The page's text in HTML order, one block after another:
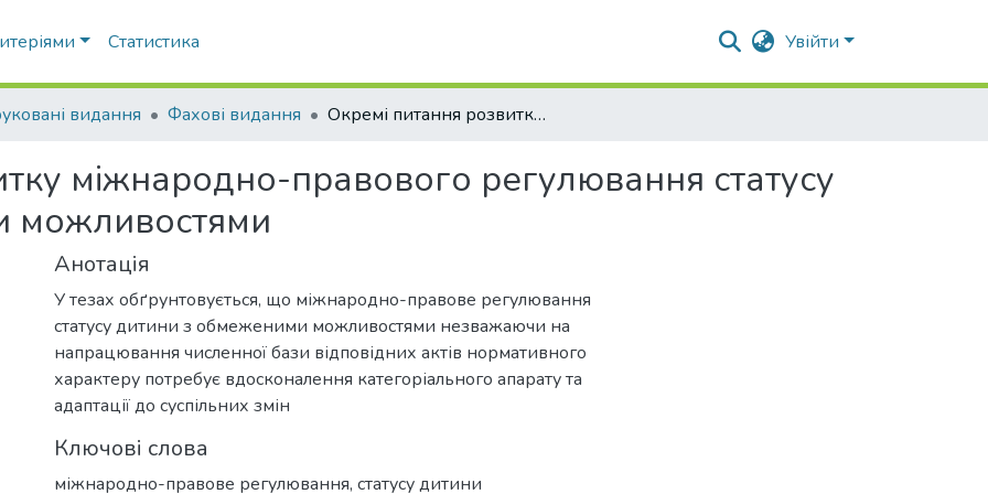
Статистика Увійти
видання Фахові видання Окремі питання розвитку міжнародно-правового регулювання статусу дитини з обмеженими можливостями
міжнародно-правового регулювання статусу
можливостями
Анотація
У тезах обґрунтовується, що міжнародно-правове регулювання
статусу дитини з обмеженими можливостями незважаючи на
напрацювання численної бази відповідних актів нормативного
характеру потребує вдосконалення категоріального апарату та
адаптації до суспільних змін
Ключові слова
міжнародно-правове регулювання, статусу дитини